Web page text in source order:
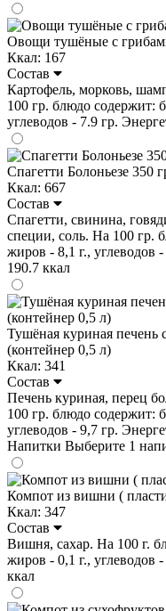
Овощи тушёные с
Ккал: 167
Состав
Картофель, морковь,
100 гр. блюдо содержит:
углеводов - 7.9 гр.
Спагетти Болоньезе 350
Ккал: 667
Состав
Спагетти, свинина,
специи, соль. На 100 гр.
жиров - 8,1 г., углеводов
190.7 ккал
Тушёная куриная печень
(контейнер 0,5 л)
Ккал: 341
Состав
Печень куриная, перец
100 гр. блюдо содержит:
углеводов - 9,7 гр.
Напитки Выберите 1
Компот из вишни (
Ккал: 347
Состав
Вишня, сахар. На 100 г.
жиров - 0,1 г., углеводов
ккал